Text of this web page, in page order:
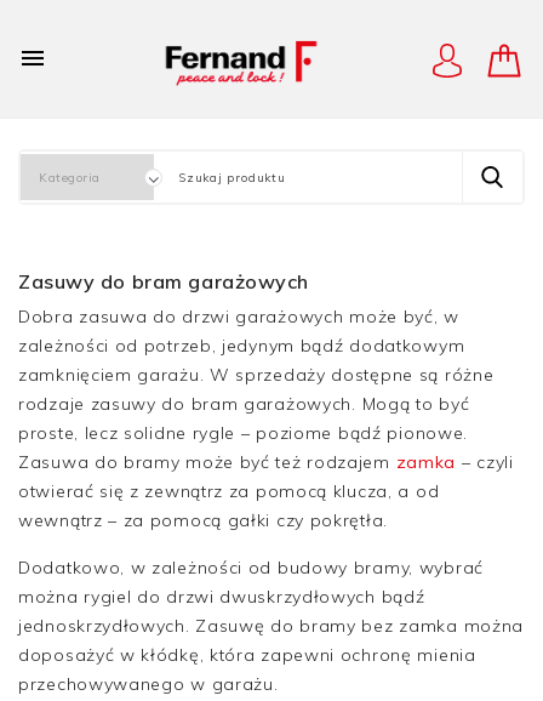

Zasuwy do bram garażowych
Dobra zasuwa do drzwi garażowych może być, w
zależności od potrzeb, jedynym bądź dodatkowym
zamknięciem garażu. W sprzedaży dostępne są różne
rodzaje zasuwy do bram garażowych. Mogą to być
proste, lecz solidne rygle – poziome bądź pionowe.
Zasuwa do bramy może być też rodzajem zamka – czyli
otwierać się z zewnątrz za pomocą klucza, a od
wewnątrz – za pomocą gałki czy pokrętła.
Dodatkowo, w zależności od budowy bramy, wybrać
można rygiel do drzwi dwuskrzydłowych bądź
jednoskrzydłowych. Zasuwę do bramy bez zamka można
doposażyć w kłódkę, która zapewni ochronę mienia
przechowywanego w garażu.